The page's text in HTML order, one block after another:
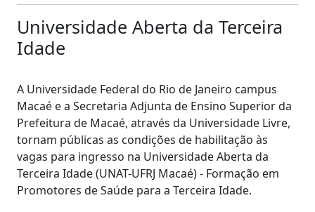
Universidade Aberta da Terceira
Idade
A Universidade Federal do Rio de Janeiro campus
Macaé e a Secretaria Adjunta de Ensino Superior da
Prefeitura de Macaé, através da Universidade Livre,
tornam públicas as condições de habilitação às
vagas para ingresso na Universidade Aberta da
Terceira Idade (UNAT-UFRJ Macaé) - Formação em
Promotores de Saúde para a Terceira Idade.